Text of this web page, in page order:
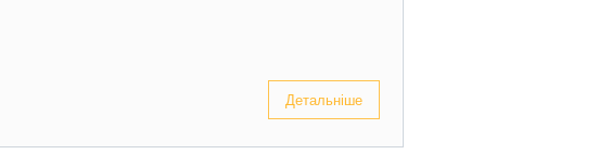
Детальніше